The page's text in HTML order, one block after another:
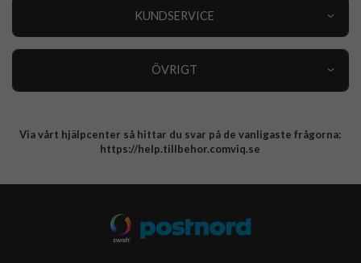
KUNDSERVICE
ÖVRIGT
Integritetspolicy
Via vårt hjälpcenter så hittar du svar på de vanligaste frågorna:
https://help.tillbehor.comviq.se